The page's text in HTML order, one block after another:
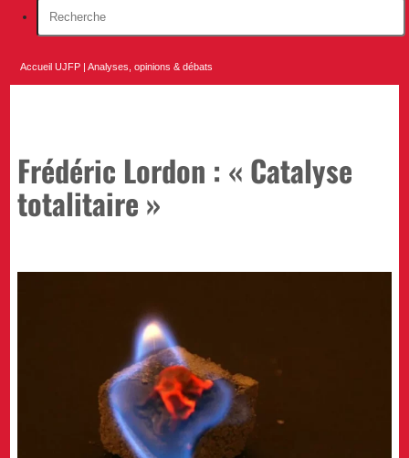
Accueil UJFP |Analyses, opinions & débats
Frédéric Lordon : « Catalyse
totalitaire »